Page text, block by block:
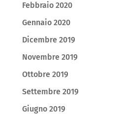
Febbraio 2020
Gennaio 2020
Dicembre 2019
Novembre 2019
Ottobre 2019
Settembre 2019
Giugno 2019